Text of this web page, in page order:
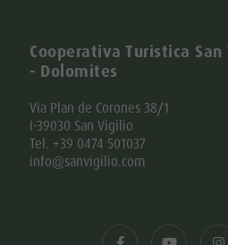
Cooperativa Turistica
- Dolomites
Via Plan de Corones 38/1
I-39030 San Vigilio
Tel. +39 0474 501037
info@sanvigilio.com